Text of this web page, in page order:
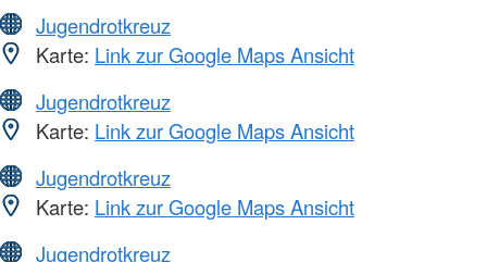
Jugendrotkreuz
Karte: Link zur Google Maps Ansicht
Jugendrotkreuz
Karte: Link zur Google Maps Ansicht
Jugendrotkreuz
Karte: Link zur Google Maps Ansicht
Jugendrotkreuz